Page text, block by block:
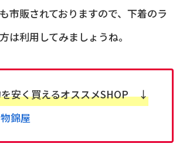
市販されておりますので、下着のラ
は利用してみましょうね。
安く買えるオススメSHOP ↓
錦屋